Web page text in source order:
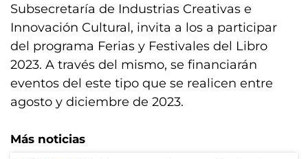
Subsecretaría de Industrias Creativas e
Innovación Cultural, invita a los a participar
del programa Ferias y Festivales del Libro
2023. A través del mismo, se financiarán
eventos del este tipo que se realicen entre
agosto y diciembre de 2023.
Más noticias